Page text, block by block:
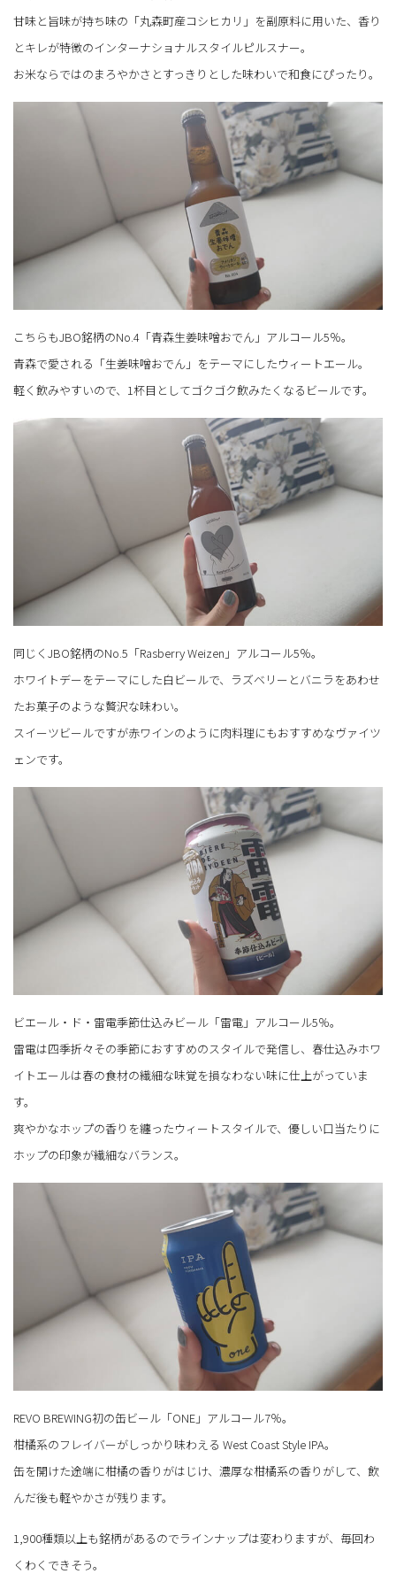
甘味と旨味が持ち味の「丸森町産コシヒカリ」を副原料に用いた、香り
とキレが特徴のインターナショナルスタイルピルスナー。
お米ならではのまろやかさとすっきりとした味わいで和食にぴったり。
こちらもJBO銘柄のNo.4「青森生姜味噌おでん」アルコール5％。
青森で愛される「生姜味噌おでん」をテーマにしたウィートエール。
軽く飲みやすいので、1杯目としてゴクゴク飲みたくなるビールです。
同じくJBO銘柄のNo.5「Rasberry Weizen」アルコール5％。
ホワイトデーをテーマにした白ビールで、ラズベリーとバニラをあわせ
たお菓子のような贅沢な味わい。
スイーツビールですが赤ワインのように肉料理にもおすすめなヴァイツ
ェンです。
ビエール・ド・雷電季節仕込みビール「雷電」アルコール5％。
雷電は四季折々その季節におすすめのスタイルで発信し、春仕込みホワ
イトエールは春の食材の繊細な味覚を損なわない味に仕上がっていま
す。
爽やかなホップの香りを纏ったウィートスタイルで、優しい口当たりに
ホップの印象が繊細なバランス。
REVO BREWING初の缶ビール「ONE」アルコール7％。
柑橘系のフレイバーがしっかり味わえる West Coast Style IPA。
缶を開けた途端に柑橘の香りがはじけ、濃厚な柑橘系の香りがして、飲
んだ後も軽やかさが残ります。
1,900種類以上も銘柄があるのでラインナップは変わりますが、毎回わ
くわくできそう。